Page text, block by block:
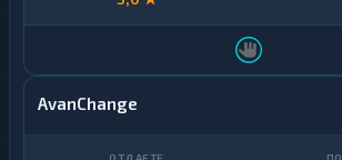
AvanChange